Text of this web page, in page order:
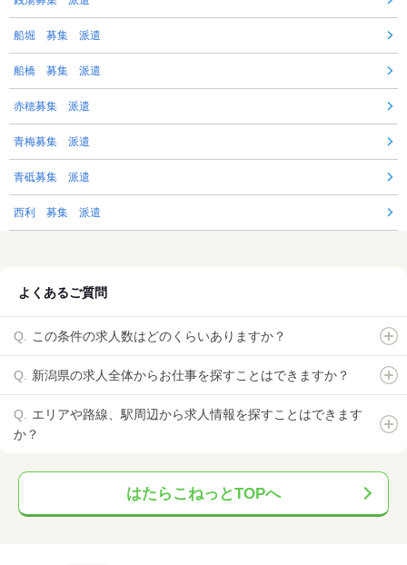
船堀 募集 派遣
船橋 募集 派遣
赤穂募集 派遣
青梅募集 派遣
青砥募集 派遣
西利 募集 派遣
よくあるご質問
この条件の求人数はどのくらいありますか？
新潟県の求人全体からお仕事を探すことはできますか？
エリアや路線、駅周辺から求人情報を探すことはできます
か？
はたらこねっとTOPへ